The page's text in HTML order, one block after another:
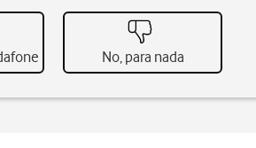
No, para nada